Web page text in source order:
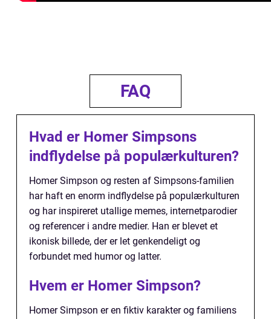
FAQ
Hvad er Homer Simpsons
indflydelse på populærkulturen?
Homer Simpson og resten af Simpsons-familien
har haft en enorm indflydelse på populærkulturen
og har inspireret utallige memes, internetparodier
og referencer i andre medier. Han er blevet et
ikonisk billede, der er let genkendeligt og
forbundet med humor og latter.
Hvem er Homer Simpson?
Homer Simpson er en fiktiv karakter og familiens